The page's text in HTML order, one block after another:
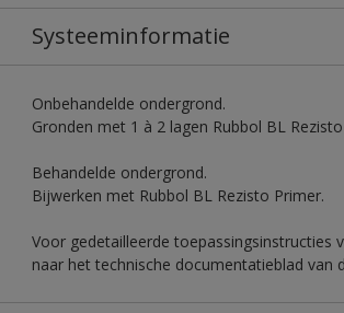
Systeeminformatie
Onbehandelde ondergrond.
Gronden met 1 à 2 lagen Rubbol BL
Behandelde ondergrond.
Bijwerken met Rubbol BL Rezisto Primer.
Voor gedetailleerde toepassingsinstructies
naar het technische documentatieblad van